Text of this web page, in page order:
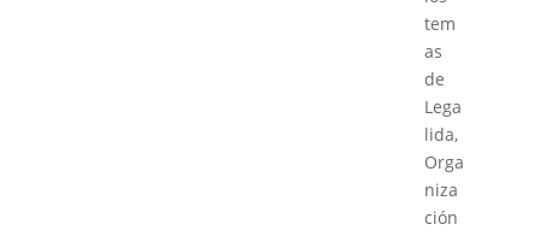
tem
as
de
Lega
lida,
Orga
niza
ción